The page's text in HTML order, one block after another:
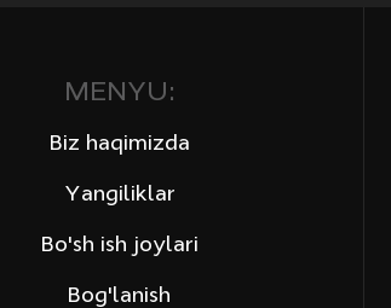
MENYU:
Biz haqimizda
Yangiliklar
Bo'sh ish joylari
Bog'lanish